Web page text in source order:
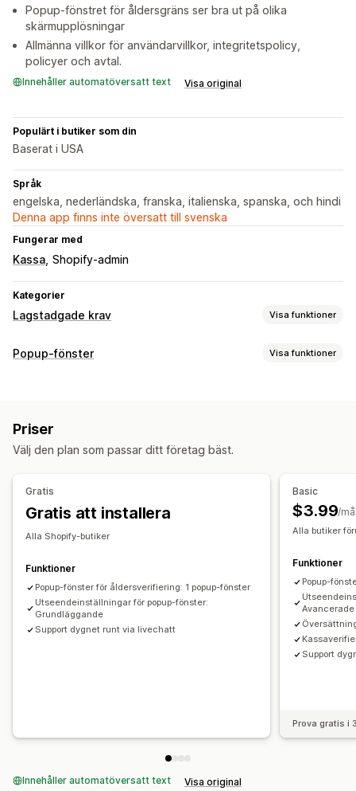
Popup-fönstret för åldersgräns ser bra ut på olika
skärmupplösningar
Allmänna villkor för användarvillkor, integritetspolicy,
policyer och avtal.
Innehåller automatöversatt text Visa original
Populärt i butiker som din
Baserat i USA
Språk
engelska, nederländska, franska, italienska, spanska, och hindi
Denna app finns inte översatt till svenska
Fungerar med
Kassa Shopify-admin
Kategorier
Lagstadgade krav Visa funktioner
Överensstämmelse
Anpassning
Kryssrutor
Popup-fönster
Färg och teckensnitt
Kom ihåg mig
Popup-fönster Visa funktioner
Priser
Välj den plan som passar ditt företag bäst.
Gratis
Gratis att installera
Alla Shopify-butiker
Funktioner
Popup-fönster för åldersverifiering: 1 popup-fönster
Utseendeinställningar för popup-fönster:
Grundläggande
Support dygnet runt via livechatt
Basic
$3.99/
Alla butiker
Funktioner
Popup-
Avancerade
Support
Prova gratis i
Innehåller automatöversatt text Visa original